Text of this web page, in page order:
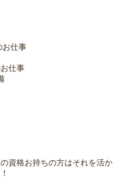
仕事
仕事
資格お持ちの方はそれを活か